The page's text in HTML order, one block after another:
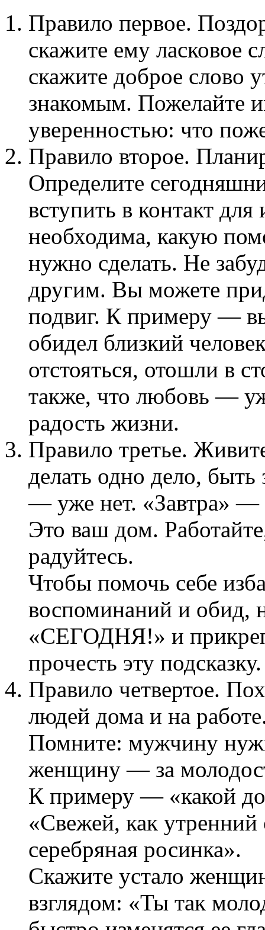
Правило первое.
скажите ему ласковое
скажите доброе слово
знакомым. Пожелайте
уверенностью: что
Правило второе.
Определите
вступить в контакт
необходима, какую
нужно сделать. Не
другим. Вы можете
подвиг. К примеру —
обидел близкий
отстояться, отошли в
также, что любовь —
радость жизни.
Правило третье.
делать одно дело,
— уже нет. «Завтра» —
Это ваш дом.
радуйтесь.
Чтобы помочь себе
воспоминаний и обид,
«СЕГОДНЯ!» и
прочесть эту
Правило четвертое.
людей дома и на
Помните: мужчину
женщину — за
К примеру — «какой
«Свежей, как
серебряная росинка».
Скажите устало
взглядом: «Ты так